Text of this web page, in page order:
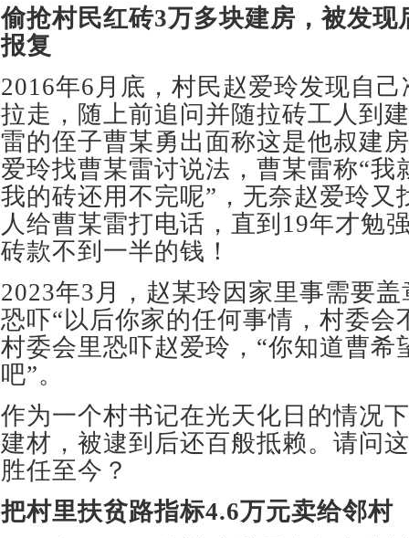
偷抢村民红砖3万多块建房，被发现
报复
2016年6月底，村民赵爱玲发现自
拉走，随上前追问并随拉砖工人到
雷的侄子曹某勇出面称这是他叔建
爱玲找曹某雷讨说法，曹某雷称“我
我的砖还用不完呢”，无奈赵爱玲又
人给曹某雷打电话，直到19年才勉
砖款不到一半的钱！
2023年3月，赵某玲因家里事需要
恐吓“以后你家的任何事情，村委会
村委会里恐吓赵爱玲，“你知道曹希
吧”。
作为一个村书记在光天化日的情况
建材，被逮到后还百般抵赖。请问
胜任至今？
把村里扶贫路指标4.6万元卖给邻村